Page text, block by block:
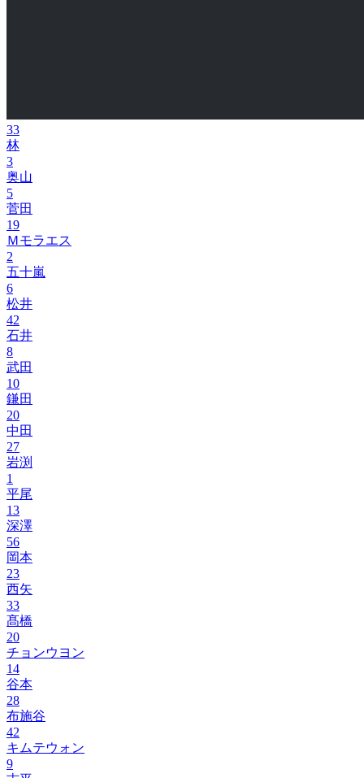
33
林
3
奥山
5
菅田
19
Ｍモラエス
2
五十嵐
6
松井
42
石井
8
武田
10
鎌田
20
中田
27
岩渕
1
平尾
13
深澤
56
岡本
23
西矢
33
髙橋
20
チョンウヨン
14
谷本
28
布施谷
42
キムテウォン
9